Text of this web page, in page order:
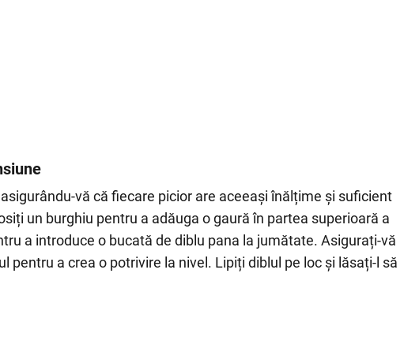
vă că fiecare picior are aceeași înălțime și suficient
un burghiu pentru a adăuga o gaură în partea superioară a
a introduce o bucată de diblu pana la jumătate. Asigurați-vă
pentru a crea o potrivire la nivel. Lipiți diblul pe loc și lăsați-l să